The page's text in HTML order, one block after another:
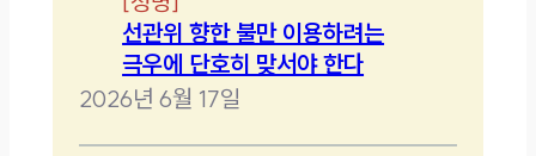
선관위 향한 불만 이용하려는
극우에 단호히 맞서야 한다
2026년 6월 17일